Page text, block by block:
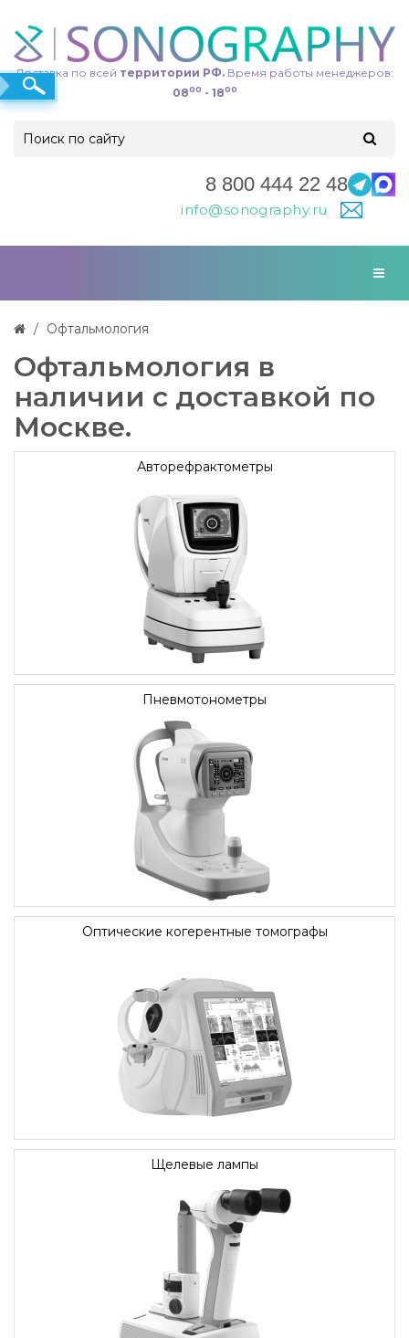
Доставка по всей территории РФ. Время работы менеджеров:
0800 - 1800
8 800 444 22 48
info@sonography.ru
Офтальмология
Офтальмология в
наличии с доставкой по
Москве.
Авторефрактометры
Пневмотонометры
Оптические когерентные томографы
Щелевые лампы